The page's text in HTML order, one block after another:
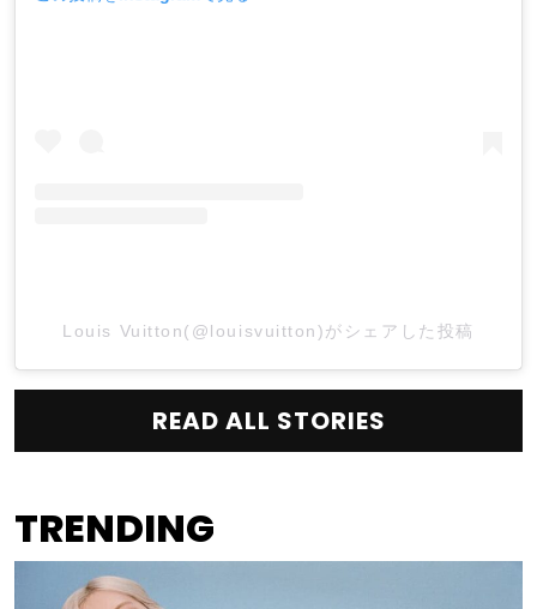
Louis Vuitton(@louisvuitton)がシェアした投稿
READ ALL STORIES
TRENDING